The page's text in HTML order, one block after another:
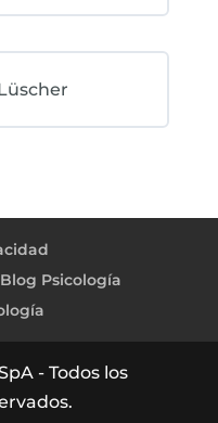
Blog Psicología
- Todos los